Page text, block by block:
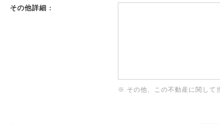
その他詳細 :
※ その他、この不動産に関して